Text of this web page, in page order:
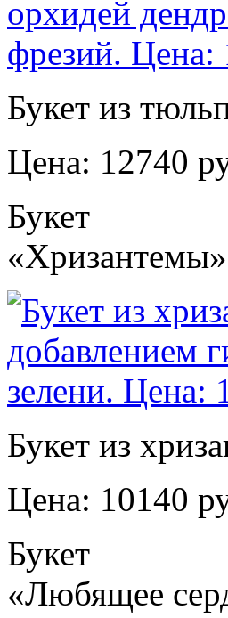
Букет из
Цена: 12740
Букет
«Хризантемы»
Букет из
Цена: 10140
Букет
«Любящее